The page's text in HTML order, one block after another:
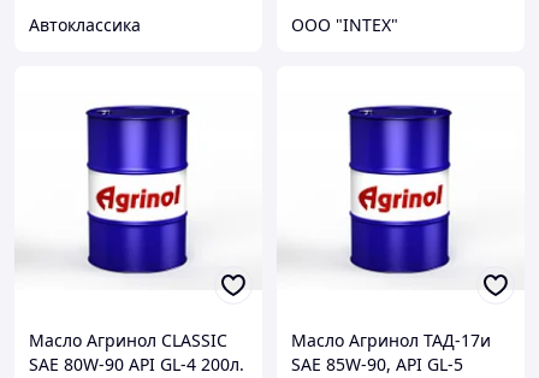
Автоклассика OOO "INTEX"
Масло Агринол CLASSIC
SAE 80W-90 API GL-4 200л.
Масло Агринол ТАД-17и
SAE 85W-90, API GL-5